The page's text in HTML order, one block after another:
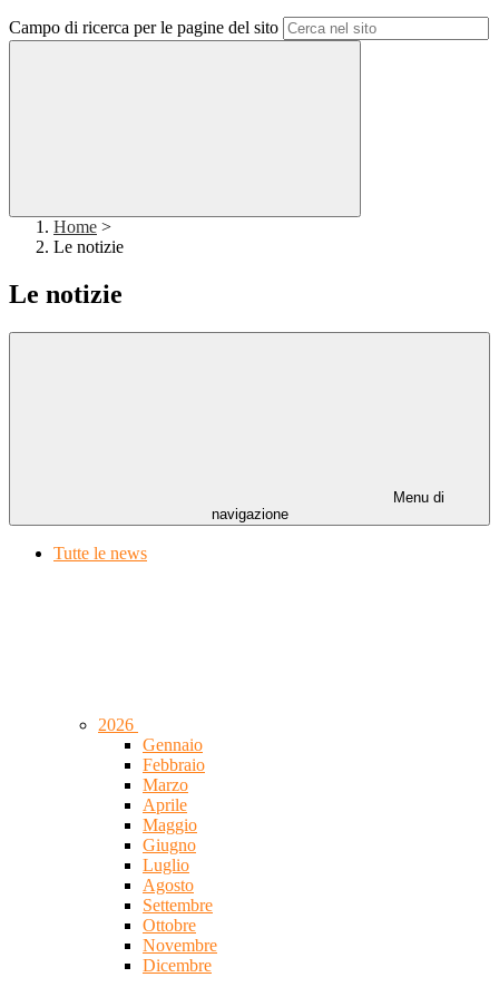
Campo di ricerca per le pagine del sito
Home >
Le notizie
Le notizie
Menu di
navigazione
Tutte le news
2026
Gennaio
Febbraio
Marzo
Aprile
Maggio
Giugno
Luglio
Agosto
Settembre
Ottobre
Novembre
Dicembre